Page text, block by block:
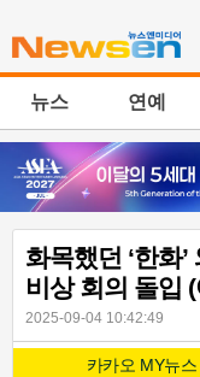
뉴스 연예
화목했던 ‘한화
비상 회의 돌입
2025-09-04 10:42:49
카카오 MY뉴스